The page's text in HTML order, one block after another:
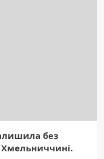
без
Хмельниччині.